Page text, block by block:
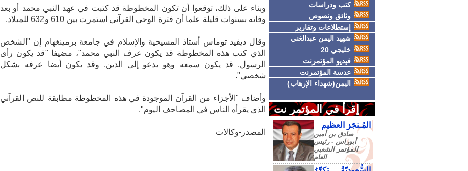
كتب ودراسات
وثائق ونصوص
إستطلاعات وتقارير
شهيد اليمن عبدالغني
خليجي 20
فيديو المؤتمرنت
عدسة المؤتمرنت
اليمن(شهداء الإرهاب)
إقرأ في المؤتمر نت
المُـنجَز العظيم
صادق‮ ‬بن‮ ‬أمين‮
‬أبوراس - رئيس‮
‬المؤتمر‮ ‬الشعبي‮
‬العام
وبناء على ذلك، توقعوا أن تكون المخطوطة قد كتبت في عهد النبي محمد أو بعد
وفاته بسنوات قليلة علما أن فترة الوحي القرآني استمرت بين 610 و632 للميلاد.
وقال ديفيد توماس أستاذ المسيحية والإسلام في جامعة برمينغهام إن "الشخص
الذي كتب هذه المخطوطة قد يكون عرف النبي محمد"، مضيفا "قد يكون رأى
الرسول. قد يكون سمعه وهو يدعو إلى الدين. وقد يكون أيضا عرفه بشكل
شخصي".
وأضاف "الأجزاء من القرآن الموجودة في هذه المخطوطة مطابقة للنص القرآني
الذي يقرأه الناس في المصاحف اليوم".
المصدر-وكالات